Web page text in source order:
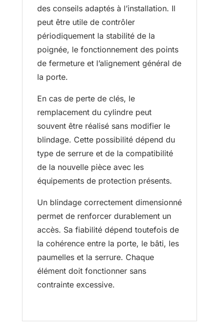
des conseils adaptés à l’installation. Il
peut être utile de contrôler
périodiquement la stabilité de la
poignée, le fonctionnement des points
de fermeture et l’alignement général de
la porte.
En cas de perte de clés, le
remplacement du cylindre peut
souvent être réalisé sans modifier le
blindage. Cette possibilité dépend du
type de serrure et de la compatibilité
de la nouvelle pièce avec les
équipements de protection présents.
Un blindage correctement dimensionné
permet de renforcer durablement un
accès. Sa fiabilité dépend toutefois de
la cohérence entre la porte, le bâti, les
paumelles et la serrure. Chaque
élément doit fonctionner sans
contrainte excessive.